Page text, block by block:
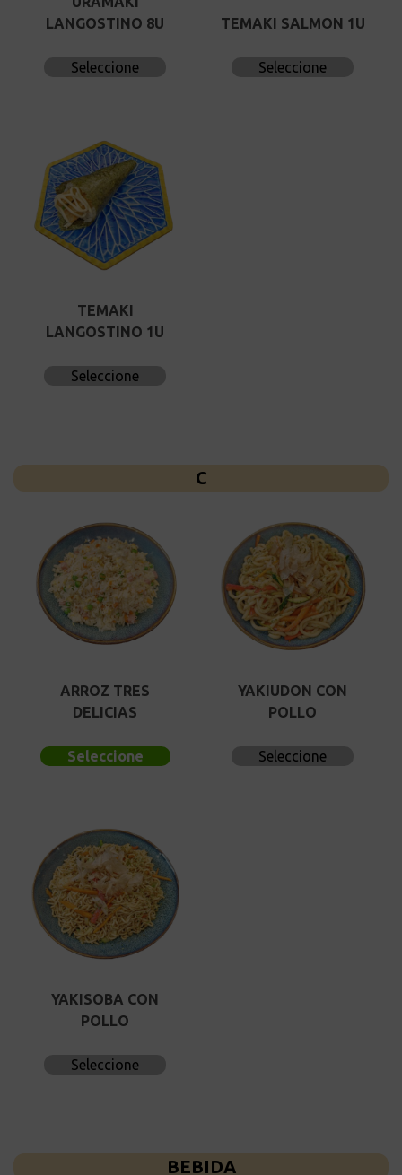
LANGOSTINO 8U
Seleccione
TEMAKI SALMON 1U
Seleccione
TEMAKI
LANGOSTINO 1U
Seleccione
C
ARROZ TRES
DELICIAS
Seleccione
YAKIUDON CON
POLLO
Seleccione
YAKISOBA CON
POLLO
Seleccione
BEBIDA